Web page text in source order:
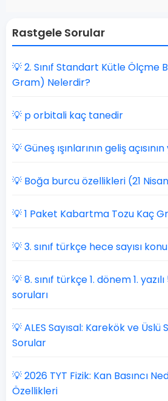
Rastgele Sorular
💡 2. Sınıf Standart Kütle Ölçme
Gram) Nelerdir?
💡 p orbitali kaç tanedir
💡 Güneş ışınlarının geliş
💡 Boğa burcu özellikleri (21
💡 1 Paket Kabartma Tozu Kaç
💡 3. sınıf türkçe hece sayısı
💡 8. sınıf türkçe 1. dönem 1.
soruları
💡 ALES Sayısal: Karekök ve Üslü
Sorular
💡 2026 TYT Fizik: Kan Basıncı
Özellikleri